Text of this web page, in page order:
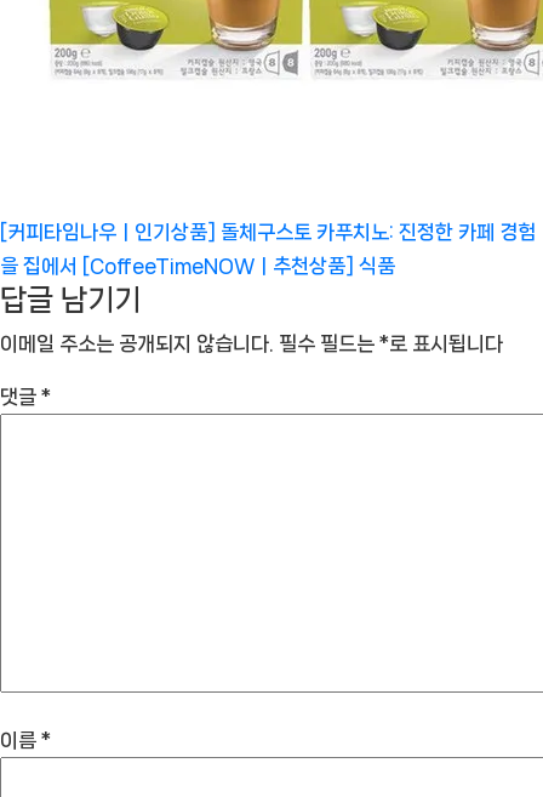
[커피타임나우ㅣ인기상품] 돌체구스토 카푸치노: 진정한 카페 경험
을 집에서 [CoffeeTimeNOWㅣ추천상품]
식품
답글 남기기
이메일 주소는 공개되지 않습니다. 필수 필드는 *로 표시됩니다
댓글 *
이름 *